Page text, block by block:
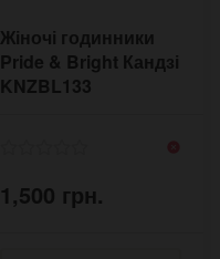
Жіночі годинники
Pride & Bright Кандзі
KNZBL133
1,500 грн.